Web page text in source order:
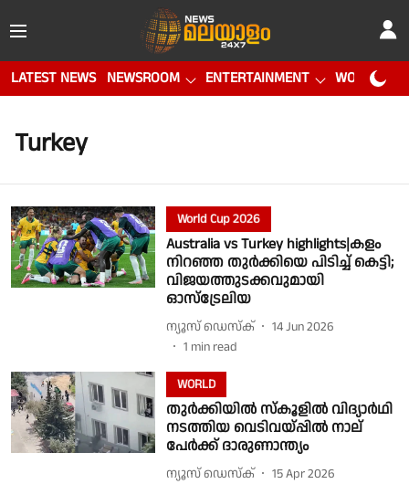
LATEST NEWS NEWSROOM ENTERTAINMENT WORLD CUP
Turkey
World Cup 2026
Australia vs Turkey highlights|കളം
നിറഞ്ഞ തുർക്കിയെ പിടിച്ച് കെട്ടി;
വിജയത്തുടക്കവുമായി
ഓസ്ട്രേലിയ
ന്യൂസ് ഡെസ്ക്
14 Jun 2026
1 min read
WORLD
തുർക്കിയിൽ സ്കൂളിൽ വിദ്യാർഥി
നടത്തിയ വെടിവയ്പ്പിൽ നാല്
പേർക്ക് ദാരുണാന്ത്യം
ന്യൂസ് ഡെസ്ക്
15 Apr 2026